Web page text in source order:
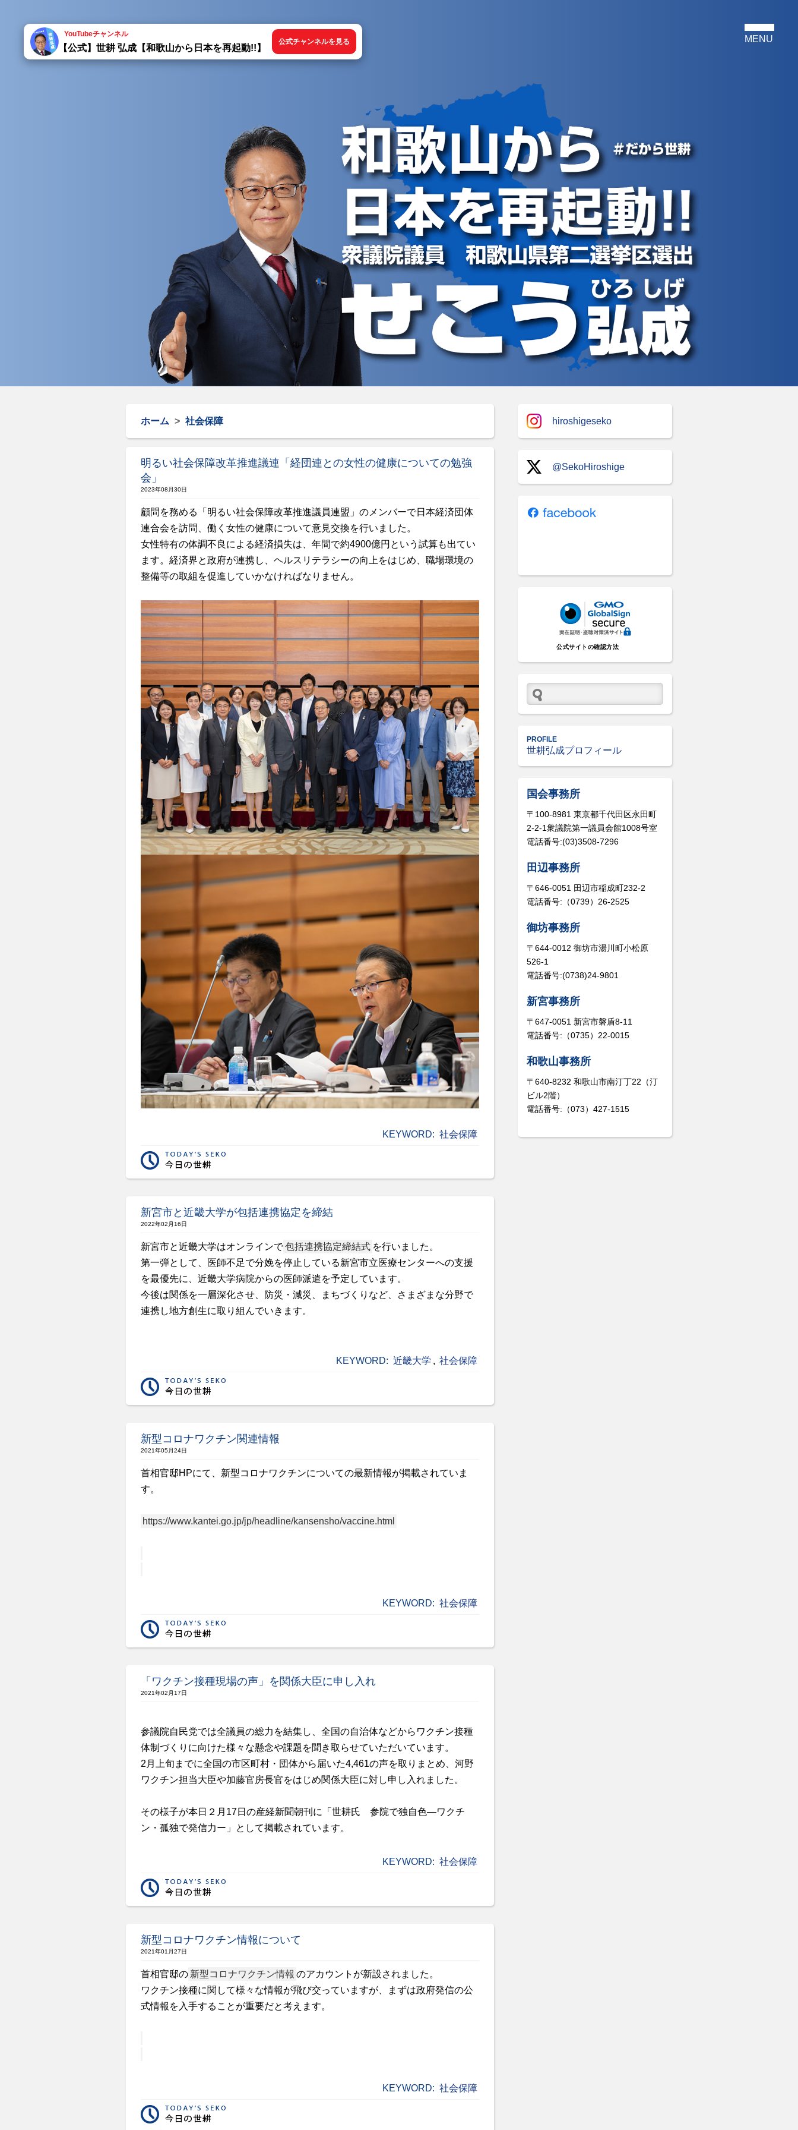
YouTubeチャンネル
【公式】世耕 弘成【和歌山から日本を再起動!!】
公式チャンネルを見る
ホーム > 社会保障
明るい社会保障改革推進議連「経団連との女性の健康についての勉強
会」
2023年08月30日
顧問を務める「明るい社会保障改革推進議員連盟」のメンバーで日本経済団体
連合会を訪問、働く女性の健康について意見交換を行いました。
女性特有の体調不良による経済損失は、年間で約4900億円という試算も出てい
ます。経済界と政府が連携し、ヘルスリテラシーの向上をはじめ、職場環境の
整備等の取組を促進していかなければなりません。
KEYWORD: 社会保障
新宮市と近畿大学が包括連携協定を締結
2022年02月16日
新宮市と近畿大学はオンラインで包括連携協定締結式 を行いました。
第一弾として、医師不足で分娩を停止している新宮市立医療センターへの支援
を最優先に、近畿大学病院からの医師派遣を予定しています。
今後は関係を一層深化させ、防災・減災、まちづくりなど、さまざまな分野で
連携し地方創生に取り組んでいきます。
KEYWORD: 近畿大学 , 社会保障
新型コロナワクチン関連情報
2021年05月24日
首相官邸HPにて、新型コロナワクチンについての最新情報が掲載されていま
す。
https://www.kantei.go.jp/jp/headline/kansensho/vaccine.html
KEYWORD: 社会保障
「ワクチン接種現場の声」を関係大臣に申し入れ
2021年02月17日
参議院自民党では全議員の総力を結集し、全国の自治体などからワクチン接種
体制づくりに向けた様々な懸念や課題を聞き取らせていただいています。
2月上旬までに全国の市区町村・団体から届いた4,461の声を取りまとめ、河野
ワクチン担当大臣や加藤官房長官をはじめ関係大臣に対し申し入れました。
その様子が本日２月17日の産経新聞朝刊に「世耕氏 参院で独自色―ワクチ
ン・孤独で発信力ー」として掲載されています。
KEYWORD: 社会保障
新型コロナワクチン情報について
2021年01月27日
首相官邸の 新型コロナワクチン情報 のアカウントが新設されました。
ワクチン接種に関して様々な情報が飛び交っていますが、まずは政府発信の公
式情報を入手することが重要だと考えます。
KEYWORD: 社会保障
hiroshigeseko
@SekoHiroshige
公式サイトの確認方法
PROFILE
世耕弘成プロフィール
国会事務所
〒100-8981 東京都千代田区永田町
2-2-1衆議院第一議員会館1008号室
電話番号:(03)3508-7296
田辺事務所
〒646-0051 田辺市稲成町232-2
電話番号:（0739）26-2525
御坊事務所
〒644-0012 御坊市湯川町小松原
526-1
電話番号:(0738)24-9801
新宮事務所
〒647-0051 新宮市磐盾8-11
電話番号:（0735）22-0015
和歌山事務所
〒640-8232 和歌山市南汀丁22（汀
ビル2階）
電話番号:（073）427-1515